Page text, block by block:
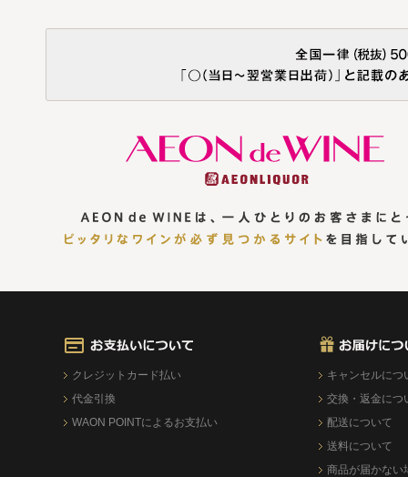
クレジットカード払い
代金引換
WAON POINTによるお支払い
キャンセルにつ
交換・返金につ
配送について
送料について
商品が届かない